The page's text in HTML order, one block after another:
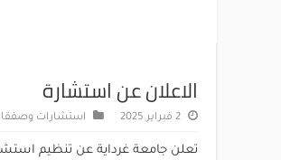
الاعلان عن استشارة
2 فبراير 2025 استشارات
تعلن جامعة غرداية عن تنظيم